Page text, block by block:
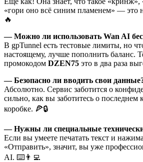
«гори оно всё синим пламенем» — это
🔥
— Можно ли использовать Wan AI
В gpTunnel есть тестовые лимиты, но
настоящему, лучше пополнить баланс.
промокодом DZEN75 это в два раза
— Безопасно ли вводить свои
Абсолютно. Сервис заботится о
сильно, как вы заботитесь о последнем
коробке. 🍕🔒
— Нужны ли специальные
Если вы умеете печатать текст и
«Отправить», значит, вы уже
AI. ⌨️👨‍💻